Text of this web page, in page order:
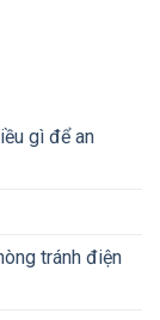
gì để an
tránh điện